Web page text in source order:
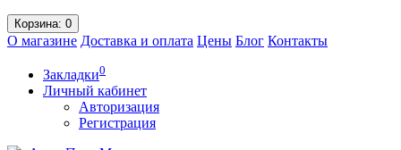
Корзина: 0
О магазине Доставка и оплата Цены Блог Контакты
Закладки0
Личный кабинет
Авторизация
Регистрация